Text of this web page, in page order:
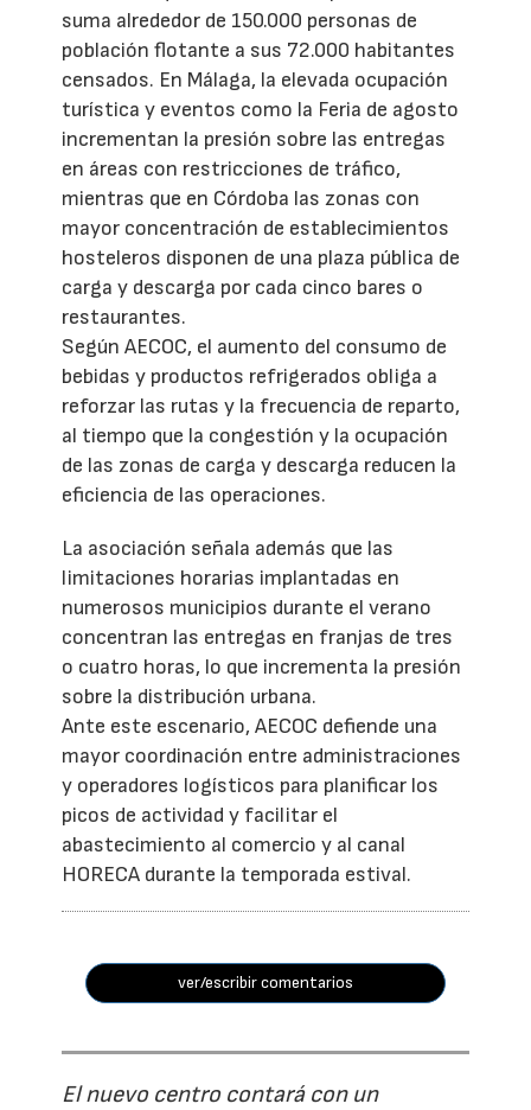
suma alrededor de 150.000 personas de
población flotante a sus 72.000 habitantes
censados. En Málaga, la elevada ocupación
turística y eventos como la Feria de agosto
incrementan la presión sobre las entregas
en áreas con restricciones de tráfico,
mientras que en Córdoba las zonas con
mayor concentración de establecimientos
hosteleros disponen de una plaza pública de
carga y descarga por cada cinco bares o
restaurantes.
Según AECOC, el aumento del consumo de
bebidas y productos refrigerados obliga a
reforzar las rutas y la frecuencia de reparto,
al tiempo que la congestión y la ocupación
de las zonas de carga y descarga reducen la
eficiencia de las operaciones.
La asociación señala además que las
limitaciones horarias implantadas en
numerosos municipios durante el verano
concentran las entregas en franjas de tres
o cuatro horas, lo que incrementa la presión
sobre la distribución urbana.
Ante este escenario, AECOC defiende una
mayor coordinación entre administraciones
y operadores logísticos para planificar los
picos de actividad y facilitar el
abastecimiento al comercio y al canal
HORECA durante la temporada estival.
ver/escribir comentarios
El nuevo centro contará con un